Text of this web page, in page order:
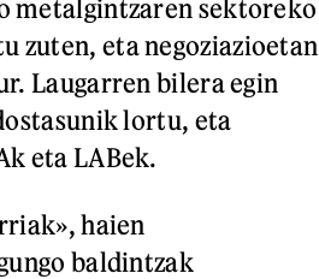
metalgintzaren sektoreko
zuten, eta negoziazioetan
Laugarren bilera egin
lortu, eta
eta LABek.
haien
baldintzak